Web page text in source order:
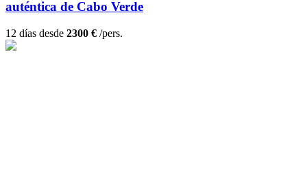
auténtica de Cabo Verde
12 días desde 2300 € /pers.